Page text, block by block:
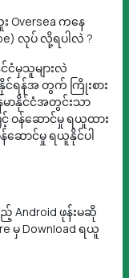
Oversea ကနေ
လုပ် လို့ရပါလဲ ?
ငံမှသူများလဲ
င်ရန်အ တွက် ကြိုးစား
ာနိုင်ငံအတွင်းသာ
ြင့် ဝန်ဆောင်မှု ရယူထား
န်ဆောင်မှု ရယူနိုင်ပါ
Android ဖုန်းမဆို
မှ Download ရယူ